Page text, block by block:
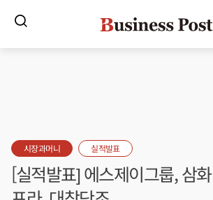
시장과머니 실적발표
[실적발표] 에스제이그룹, 삼